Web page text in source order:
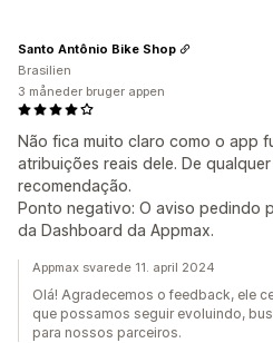
Não fica muito claro como o app
atribuições reais dele. De
recomendação.
Ponto negativo: O aviso pedindo
da Dashboard da Appmax.
Santo Antônio Bike Shop
Brasilien
3 måneder bruger appen
Appmax svarede 11. april 2024
Olá! Agradecemos o feedback, ele
que possamos seguir evoluindo,
para nossos parceiros.